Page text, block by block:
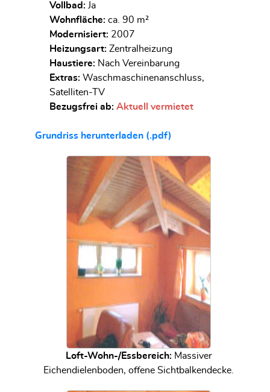
Vollbad: Ja
Wohnfläche: ca. 90 m²
Modernisiert: 2007
Heizungsart: Zentralheizung
Haustiere: Nach Vereinbarung
Extras: Waschmaschinenanschluss,
Satelliten-TV
Bezugsfrei ab: Aktuell vermietet
Grundriss herunterladen (.pdf)
Loft-Wohn-/Essbereich: Massiver
Eichendielenboden, offene Sichtbalkendecke.